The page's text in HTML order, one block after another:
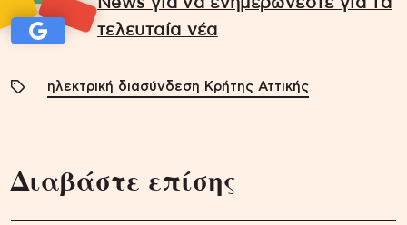
News για να ενημερώνεστε για τα
τελευταία νέα
ηλεκτρική διασύνδεση Κρήτης Αττικής
Διαβάστε επίσης